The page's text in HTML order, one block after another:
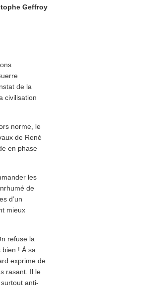
Geffroy
de la
civilisation
norme, le
de René
en phase
les
de
d’un
mieux
refuse la
! À sa
exprime de
rasant. Il le
anti-